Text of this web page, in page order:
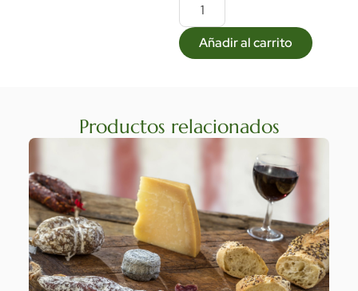
Añadir al carrito
Productos relacionados